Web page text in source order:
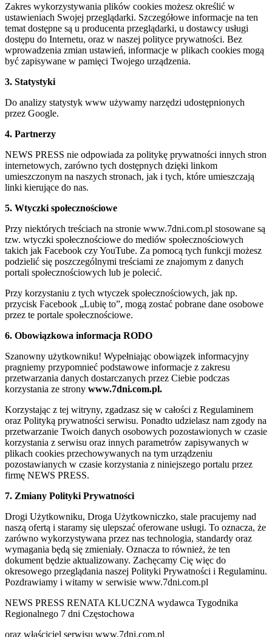
Zakres wykorzystywania plików cookies możesz określić w
ustawieniach Swojej przeglądarki. Szczegółowe informacje na ten
temat dostępne są u producenta przeglądarki, u dostawcy usługi
dostępu do Internetu, oraz w naszej polityce prywatności. Bez
wprowadzenia zmian ustawień, informacje w plikach cookies mogą
być zapisywane w pamięci Twojego urządzenia.
3. Statystyki
Do analizy statystyk www używamy narzędzi udostępnionych
przez Google.
4. Partnerzy
NEWS PRESS nie odpowiada za politykę prywatności innych stron
internetowych, zarówno tych dostępnych dzięki linkom
umieszczonym na naszych stronach, jak i tych, które umieszczają
linki kierujące do nas.
5. Wtyczki społecznościowe
Przy niektórych treściach na stronie www.7dni.com.pl stosowane są
tzw. wtyczki społecznościowe do mediów społecznościowych
takich jak Facebook czy YouTube. Za pomocą tych funkcji możesz
podzielić się poszczególnymi treściami ze znajomym z danych
portali społecznościowych lub je polecić.
Przy korzystaniu z tych wtyczek społecznościowych, jak np.
przycisk Facebook „Lubię to”, mogą zostać pobrane dane osobowe
przez te portale społecznościowe.
6. Obowiązkowa informacja RODO
Szanowny użytkowniku! Wypełniając obowiązek informacyjny
pragniemy przypomnieć podstawowe informacje z zakresu
przetwarzania danych dostarczanych przez Ciebie podczas
korzystania ze strony www.7dni.com.pl.
Korzystając z tej witryny, zgadzasz się w całości z Regulaminem
oraz Polityką prywatności serwisu. Ponadto udzielasz nam zgody na
przetwarzanie Twoich danych osobowych pozostawionych w czasie
korzystania z serwisu oraz innych parametrów zapisywanych w
plikach cookies przechowywanych na tym urządzeniu
pozostawianych w czasie korzystania z niniejszego portalu przez
firmę NEWS PRESS.
7. Zmiany Polityki Prywatności
Drogi Użytkowniku, Droga Użytkowniczko, stale pracujemy nad
naszą ofertą i staramy się ulepszać oferowane usługi. To oznacza, że
zarówno wykorzystywana przez nas technologia, standardy oraz
wymagania będą się zmieniały. Oznacza to również, że ten
dokument będzie aktualizowany. Zachęcamy Cię więc do
okresowego przeglądania naszej Polityki Prywatności i Regulaminu.
Pozdrawiamy i witamy w serwisie www.7dni.com.pl
NEWS PRESS RENATA KLUCZNA wydawca Tygodnika
Regionalnego 7 dni Częstochowa
oraz właściciel serwisu www.7dni.com.pl